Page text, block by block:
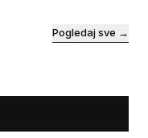
Pogledaj sve →